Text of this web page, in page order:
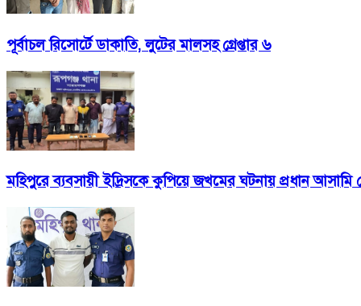
পূর্বাচল রিসোর্টে ডাকাতি, লুটের মালসহ গ্রেপ্তার ৬
মহিপুরে ব্যবসায়ী ইদ্রিসকে কুপিয়ে জখমের ঘটনায় প্রধান আসামি